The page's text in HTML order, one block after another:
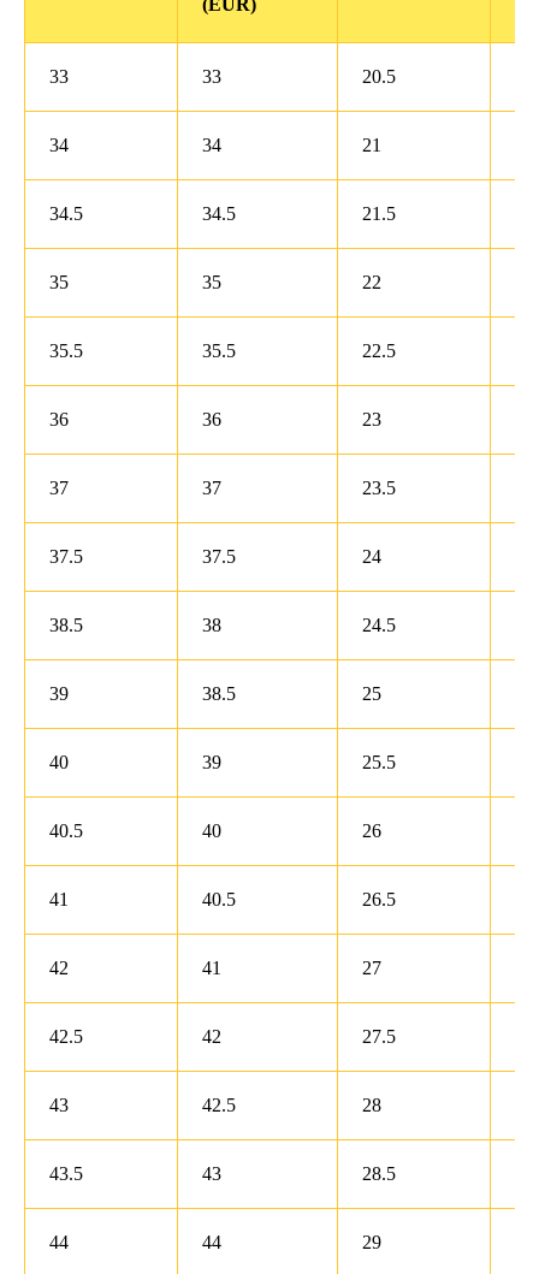
(EUR)
33 33 20.5
34 34 21
34.5 34.5 21.5
35 35 22
35.5 35.5 22.5
36 36 23
37 37 23.5
37.5 37.5 24
38.5 38 24.5
39 38.5 25
40 39 25.5
40.5 40 26
41 40.5 26.5
42 41 27
42.5 42 27.5
43 42.5 28
43.5 43 28.5
44 44 29